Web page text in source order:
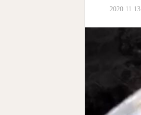
2020.11.13